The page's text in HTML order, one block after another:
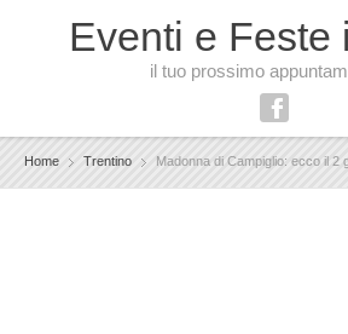
Eventi e Feste
il tuo prossimo
Home Trentino Madonna di Campiglio: ecco il 2